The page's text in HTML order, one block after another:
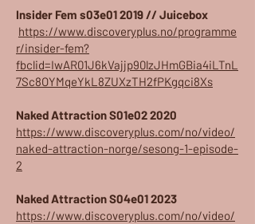
Insider Fem s03e01 2019 // Juicebox
https://www.discoveryplus.no/programme
r/insider-fem?
fbclid=IwAR01J6kVajjp90lzJHmGBia4iLTnL
7Sc8OYMqeYkL8ZUXzTH2fPKgqci8Xs
Naked Attraction S01e02 2020
https://www.discoveryplus.com/no/video/
naked-attraction-norge/sesong-1-episode-
2
Naked Attraction S04e01 2023
https://www.discoveryplus.com/no/video/